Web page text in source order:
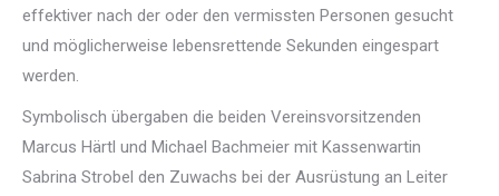
effektiver nach der oder den vermissten Personen gesucht
und möglicherweise lebensrettende Sekunden eingespart
werden.
Symbolisch übergaben die beiden Vereinsvorsitzenden
Marcus Härtl und Michael Bachmeier mit Kassenwartin
Sabrina Strobel den Zuwachs bei der Ausrüstung an Leiter